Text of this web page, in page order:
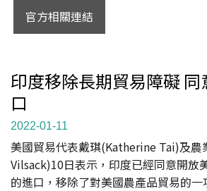
官方相關連結
印度移除長期貿易障礙
口
2022-01-11
美國貿易代表戴琪(Katherine Tai)及
Vilsack)10日表示，印度已經同意開放
的進口，移除了對美國農產品貿易的一